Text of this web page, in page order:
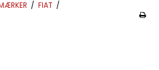
/ FIAT /